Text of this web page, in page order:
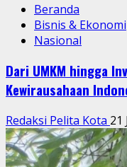
Beranda
Bisnis & Ekonomi
Nasional
Dari UMKM hingga
Kewirausahaan
Redaksi Pelita Kota 21